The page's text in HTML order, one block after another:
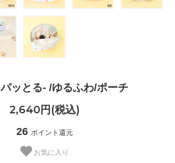
ッとる- /ゆるふわ/ポーチ
2,640円(税込)
26 ポイント還元
お気に入り